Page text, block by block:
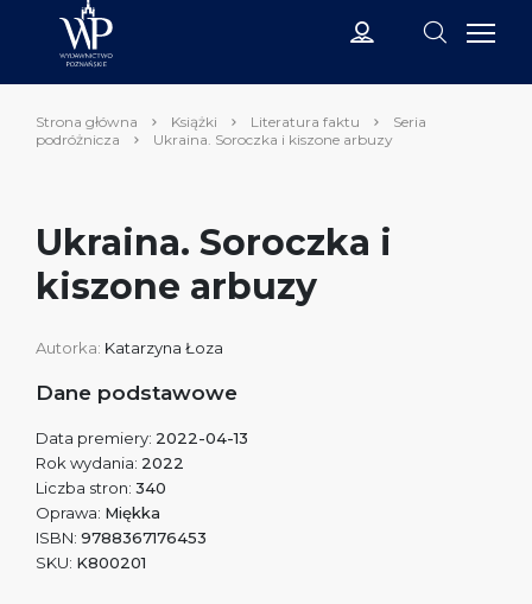
Strona główna Książki Literatura faktu
Seria
podróżnicza
Ukraina. Soroczka i kiszone arbuzy
Ukraina. Soroczka i
kiszone arbuzy
Autorka: Katarzyna Łoza
Dane podstawowe
Data premiery: 2022-04-13
Rok wydania: 2022
Liczba stron: 340
Oprawa: Miękka
ISBN: 9788367176453
SKU: K800201